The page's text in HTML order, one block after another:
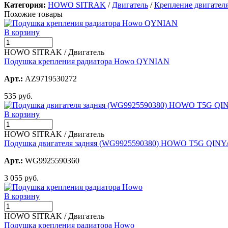
Категория: HOWO SITRAK / Двигатель /Крепление
Похожие товары
В корзину
HOWO SITRAK / Двигатель
Подушка крепления радиатора Howo QYNIAN
Арт.: AZ9719530272
535 руб.
В корзину
HOWO SITRAK / Двигатель
Подушка двигателя задняя (WG9925590380) HOWO T5G
Арт.: WG9925590360
3 055 руб.
В корзину
HOWO SITRAK / Двигатель
Подушка крепления радиатора Howo